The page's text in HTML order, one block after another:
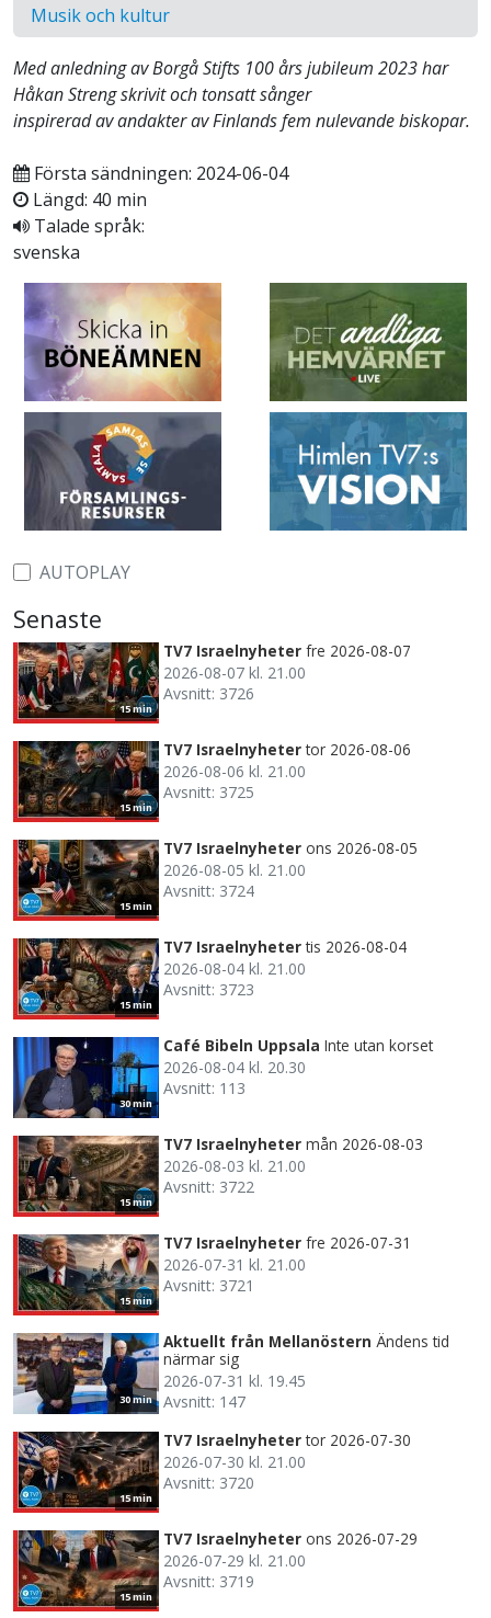
Musik och kultur
Med anledning av Borgå Stifts 100 års jubileum 2023 har
Håkan Streng skrivit och tonsatt sånger
inspirerad av andakter av Finlands fem nulevande biskopar.
Första sändningen: 2024-06-04
Längd: 40 min
Talade språk:
svenska
AUTOPLAY
Senaste
15 min
TV7 Israelnyheter fre 2026-08-07
2026-08-07 kl. 21.00
Avsnitt: 3726
15 min
TV7 Israelnyheter tor 2026-08-06
2026-08-06 kl. 21.00
Avsnitt: 3725
15 min
TV7 Israelnyheter ons 2026-08-05
2026-08-05 kl. 21.00
Avsnitt: 3724
15 min
TV7 Israelnyheter tis 2026-08-04
2026-08-04 kl. 21.00
Avsnitt: 3723
30 min
Café Bibeln Uppsala Inte utan korset
2026-08-04 kl. 20.30
Avsnitt: 113
15 min
TV7 Israelnyheter mån 2026-08-03
2026-08-03 kl. 21.00
Avsnitt: 3722
15 min
TV7 Israelnyheter fre 2026-07-31
2026-07-31 kl. 21.00
Avsnitt: 3721
30 min
Aktuellt från Mellanöstern Ändens tid
närmar sig
2026-07-31 kl. 19.45
Avsnitt: 147
15 min
TV7 Israelnyheter tor 2026-07-30
2026-07-30 kl. 21.00
Avsnitt: 3720
15 min
TV7 Israelnyheter ons 2026-07-29
2026-07-29 kl. 21.00
Avsnitt: 3719